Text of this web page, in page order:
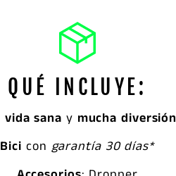
QUÉ INCLUYE:
vida sana y mucha diversión
Bici con garantía 30 días*